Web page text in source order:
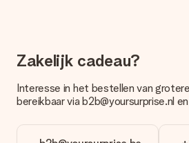
contact op met onze klantenservice
Je kan gebruik maken van JPG en
dan even contact op met onze
Wat als de kleur of optie die ik wil
Ben je op zoek naar een specifiek
Hoe voeg ik een wenskaartje toe?
Zakelijk cadeau?
Interesse in het bestellen van
bereikbaar via b2b@yoursurprise.nl